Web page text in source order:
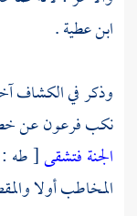
ابن عطية.
وذكر في الكشاف
نكبفرعونعن
الجنة فتشقى[ طه : 177 ] ، قال
المخاطب أولا